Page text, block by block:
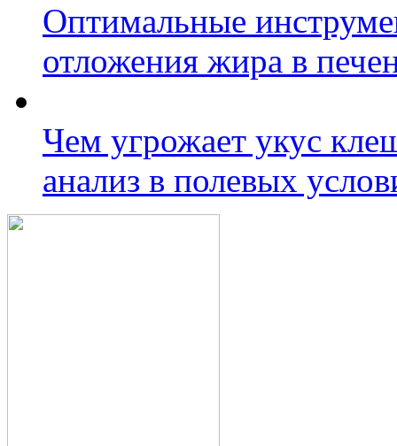
Оптимальные
отложения жира в
Чем угрожает укус
анализ в полевых